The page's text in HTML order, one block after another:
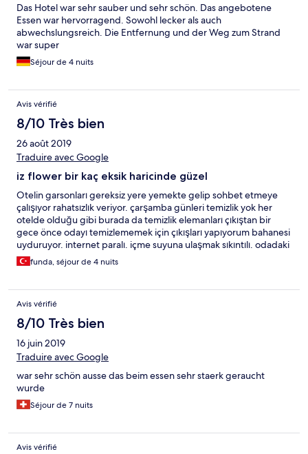
Das Hotel war sehr sauber und sehr schön. Das angebotene
Essen war hervorragend. Sowohl lecker als auch
abwechslungsreich. Die Entfernung und der Weg zum Strand
war super
Séjour de 4 nuits
Avis vérifié
8/10 Très bien
26 août 2019
Traduire avec Google
iz flower bir kaç eksik haricinde güzel
Otelin garsonları gereksiz yere yemekte gelip sohbet etmeye
çalışıyor rahatsızlık veriyor. çarşamba günleri temizlik yok her
otelde olduğu gibi burada da temizlik elemanları çıkıştan bir
gece önce odayı temizlememek için çıkışları yapıyorum bahanesi
uyduruyor. internet paralı. içme suyuna ulaşmak sıkıntılı. odadaki
dolapta su hariç bir şey koyulmuyor. plaj havlusu yıkatmak paralı
3 tl. bunun dışında herşey güzeldi.
funda, séjour de 4 nuits
Avis vérifié
8/10 Très bien
16 juin 2019
Traduire avec Google
war sehr schön ausse das beim essen sehr staerk geraucht
wurde
Séjour de 7 nuits
Avis vérifié